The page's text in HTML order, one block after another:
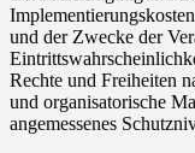
und der Zwecke der
Rechte und Freiheiten
und organisatorische
angemessenes